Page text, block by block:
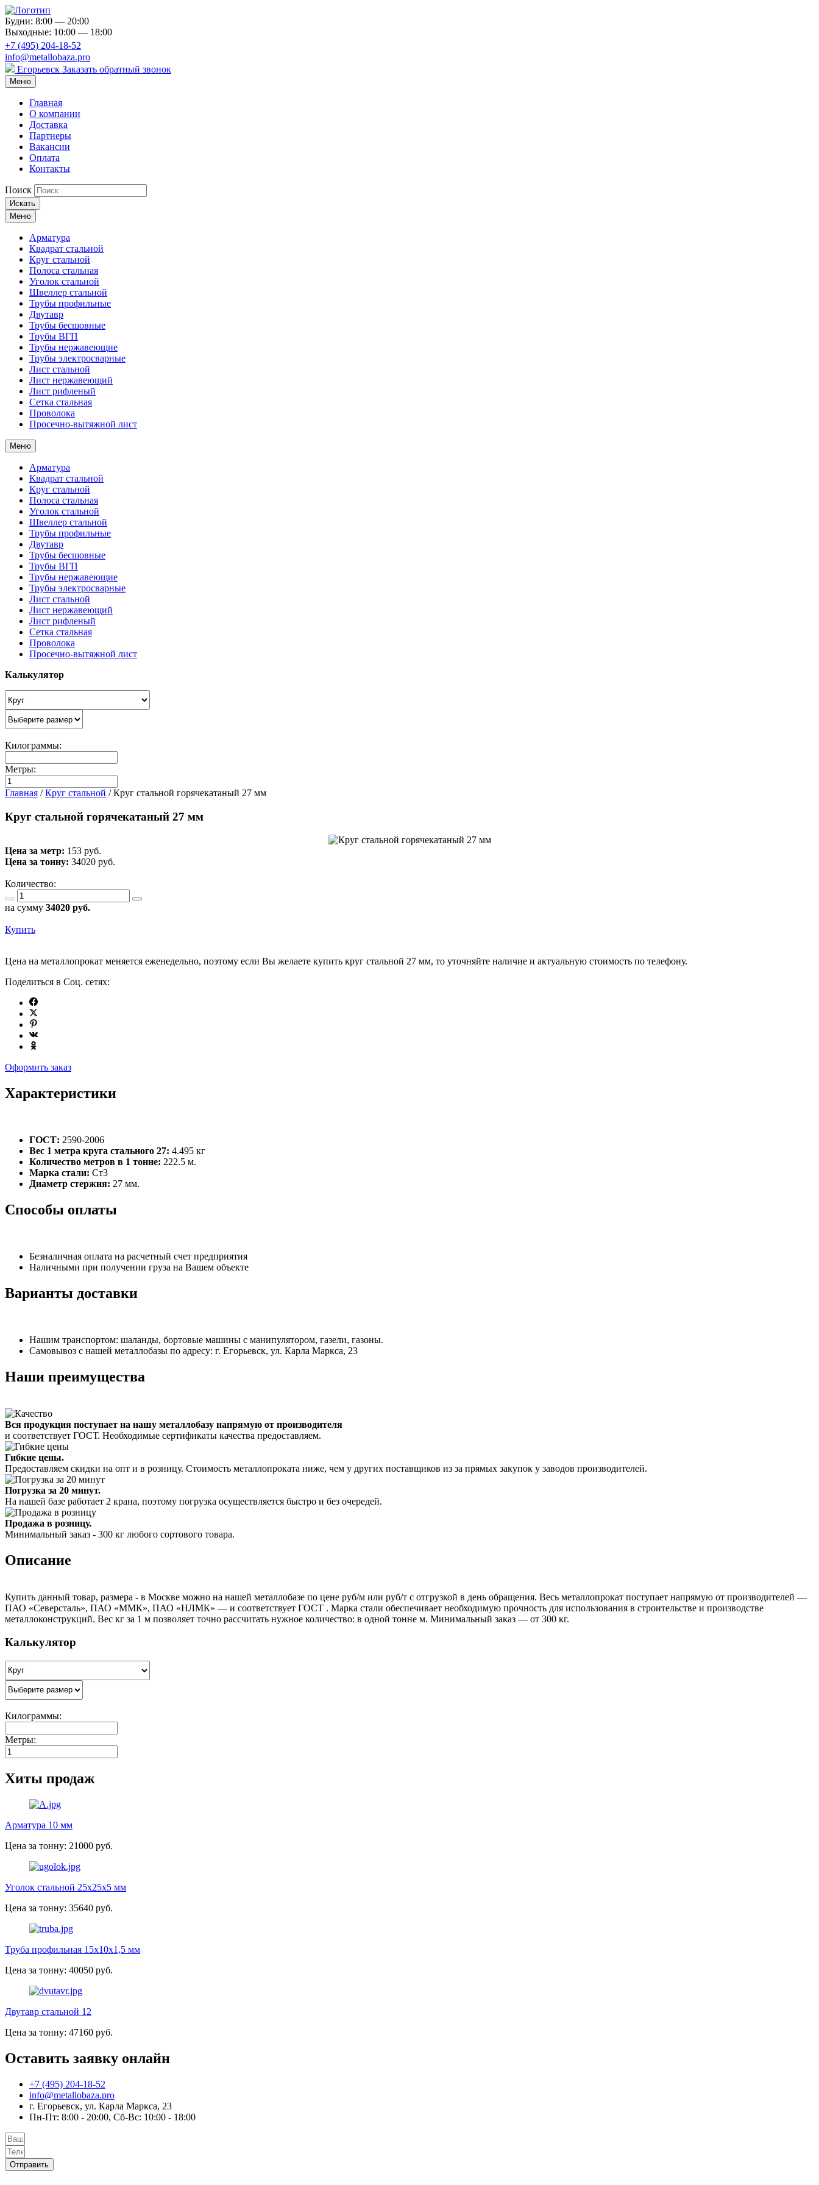
Будни: 8:00 — 20:00
Выходные: 10:00 — 18:00
+7 (495) 204-18-52
info@metallobaza.pro
Егорьевск Заказать обратный звонок
Меню
Главная
О компании
Доставка
Партнеры
Вакансии
Оплата
Контакты
Поиск
Искать
Меню
Арматура
Квадрат стальной
Круг стальной
Полоса стальная
Уголок стальной
Швеллер стальной
Трубы профильные
Двутавр
Трубы бесшовные
Трубы ВГП
Трубы нержавеющие
Трубы электросварные
Лист стальной
Лист нержавеющий
Лист рифленый
Сетка стальная
Проволока
Просечно-вытяжной лист
Меню
Арматура
Квадрат стальной
Круг стальной
Полоса стальная
Уголок стальной
Швеллер стальной
Трубы профильные
Двутавр
Трубы бесшовные
Трубы ВГП
Трубы нержавеющие
Трубы электросварные
Лист стальной
Лист нержавеющий
Лист рифленый
Сетка стальная
Проволока
Просечно-вытяжной лист
Калькулятор
Килограммы:
Метры:
Главная /Круг стальной /Круг стальной горячекатаный 27 мм
Круг стальной горячекатаный 27 мм
Цена за метр: 153 руб.
Цена за тонну: 34020 руб.
Количество:
на сумму 34020 руб.
Купить
Цена на металлопрокат меняется еженедельно, поэтому если Вы желаете купить круг стальной 27 мм, то уточняйте наличие и актуальную стоимость по телефону.
Поделиться в Соц. сетях:
Оформить заказ
Характеристики
ГОСТ: 2590-2006
Вес 1 метра круга стального 27: 4.495 кг
Количество метров в 1 тонне: 222.5 м.
Марка стали: Ст3
Диаметр стержня: 27 мм.
Способы оплаты
Безналичная оплата на расчетный счет предприятия
Наличными при получении груза на Вашем объекте
Варианты доставки
Нашим транспортом: шаланды, бортовые машины с манипулятором, газели, газоны.
Самовывоз с нашей металлобазы по адресу: г. Егорьевск, ул. Карла Маркса, 23
Наши преимущества
Вся продукция поступает на нашу металлобазу напрямую от производителя
и соответствует ГОСТ. Необходимые сертификаты качества предоставляем.
Гибкие цены.
Предоставляем скидки на опт и в розницу. Стоимость металлопроката ниже, чем у других поставщиков из за прямых закупок у заводов производителей.
Погрузка за 20 минут.
На нашей базе работает 2 крана, поэтому погрузка осуществляется быстро и без очередей.
Продажа в розницу.
Минимальный заказ - 300 кг любого сортового товара.
Описание
Купить данный товар, размера - в Москве можно на нашей металлобазе по цене руб/м или руб/т с отгрузкой в день обращения. Весь металлопрокат поступает напрямую от производителей —
ПАО «Северсталь», ПАО «ММК», ПАО «НЛМК» — и соответствует ГОСТ . Марка стали обеспечивает необходимую прочность для использования в строительстве и производстве
металлоконструкций. Вес кг за 1 м позволяет точно рассчитать нужное количество: в одной тонне м. Минимальный заказ — от 300 кг.
Калькулятор
Килограммы:
Метры:
Хиты продаж
Арматура 10 мм
Цена за тонну: 21000 руб.
Уголок стальной 25х25х5 мм
Цена за тонну: 35640 руб.
Труба профильная 15х10х1,5 мм
Цена за тонну: 40050 руб.
Двутавр стальной 12
Цена за тонну: 47160 руб.
Оставить заявку онлайн
+7 (495) 204-18-52
info@metallobaza.pro
г. Егорьевск, ул. Карла Маркса, 23
Пн-Пт: 8:00 - 20:00, Сб-Вс: 10:00 - 18:00
Отправить